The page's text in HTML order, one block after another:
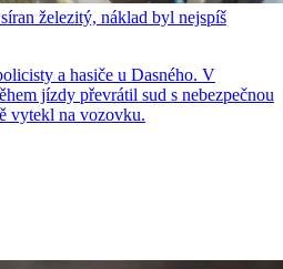
železitý, náklad byl nejspíš
a hasiče u Dasného. V
jízdy převrátil sud s nebezpečnou
vytekl na vozovku.